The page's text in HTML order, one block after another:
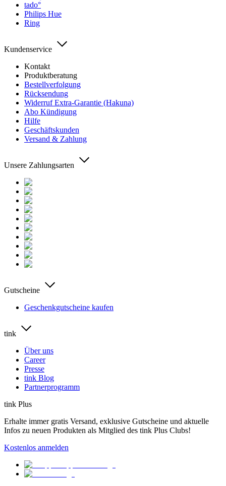
tado°
Philips Hue
Ring
Kundenservice
Kontakt
Produktberatung
Bestellverfolgung
Rücksendung
Widerruf Extra-Garantie (Hakuna)
Abo Kündigung
Hilfe
Geschäftskunden
Versand & Zahlung
Unsere Zahlungsarten
Gutscheine
Geschenkgutscheine kaufen
tink
Über uns
Career
Presse
tink Blog
Partnerprogramm
tink Plus
Erhalte immer gratis Versand, exklusive Gutscheine und aktuelle
Infos zu neuen Produkten als Mitglied des tink Plus Clubs!
Kostenlos anmelden